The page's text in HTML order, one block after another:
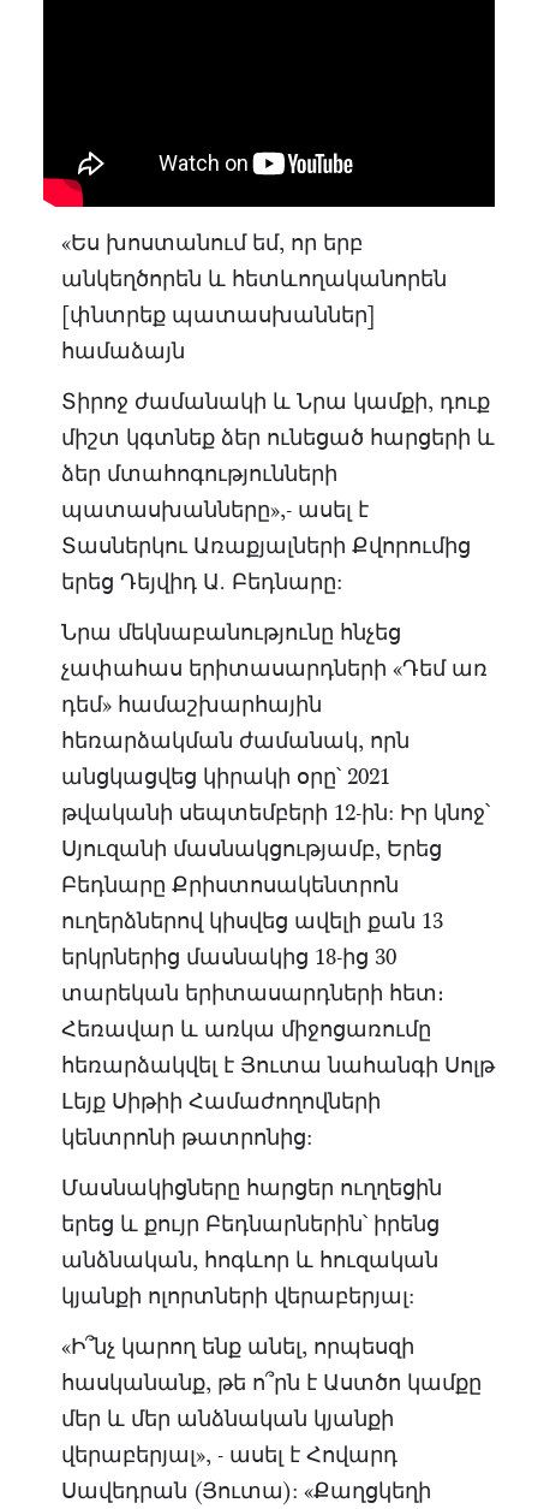
«Ես խոստանում եմ, որ երբ
անկեղծորեն և հետևողականորեն
[փնտրեք պատասխաններ]
համաձայն
Տիրոջ ժամանակի և Նրա կամքի, դուք
միշտ կգտնեք ձեր ունեցած հարցերի և
ձեր մտահոգությունների
պատասխանները»,- ասել է
Տասներկու Առաքյալների Քվորումից
երեց Դեյվիդ Ա. Բեդնարը:
Նրա մեկնաբանությունը հնչեց
չափահաս երիտասարդների «Դեմ առ
դեմ» համաշխարհային
հեռարձակման ժամանակ, որն
անցկացվեց կիրակի օրը՝ 2021
թվականի սեպտեմբերի 12-ին: Իր կնոջ՝
Սյուզանի մասնակցությամբ, Երեց
Բեդնարը Քրիստոսակենտրոն
ուղերձներով կիսվեց ավելի քան 13
երկրներից մասնակից 18-ից 30
տարեկան երիտասարդների հետ։
Հեռավար և առկա միջոցառումը
հեռարձակվել է Յուտա նահանգի Սոլթ
Լեյք Սիթիի Համաժողովների
կենտրոնի թատրոնից:
Մասնակիցները հարցեր ուղղեցին
երեց և քույր Բեդնարներին՝ իրենց
անձնական, հոգևոր և հուզական
կյանքի ոլորտների վերաբերյալ:
«Ի՞նչ կարող ենք անել, որպեսզի
հասկանանք, թե ո՞րն է Աստծո կամքը
մեր և մեր անձնական կյանքի
վերաբերյալ», - ասել է Հովարդ
Սավեդրան (Յուտա): «Քաղցկեղի